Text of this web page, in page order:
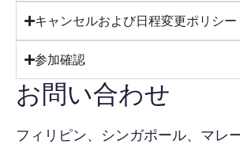
キャンセルおよび日程変更ポリシー
参加確認
お問い合わせ
フィリピン、シンガポール、マレ